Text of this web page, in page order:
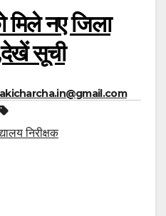
मिले नए जिला
सूची
निरीक्षक